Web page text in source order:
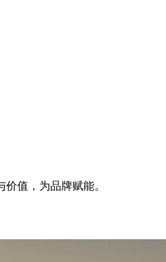
值，为品牌赋能。